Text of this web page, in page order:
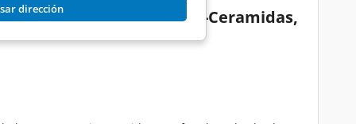
dirección
Fuerza Acti-Ceramidas,